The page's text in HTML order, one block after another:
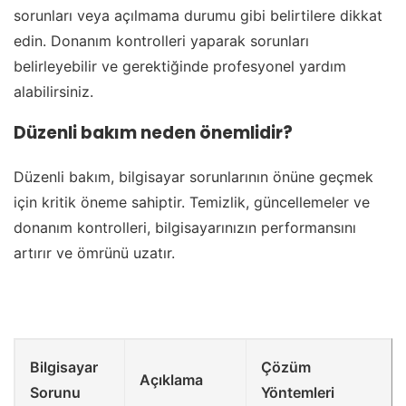
sorunları veya açılmama durumu gibi belirtilere dikkat
edin. Donanım kontrolleri yaparak sorunları
belirleyebilir ve gerektiğinde profesyonel yardım
alabilirsiniz.
Düzenli bakım neden önemlidir?
Düzenli bakım, bilgisayar sorunlarının önüne geçmek
için kritik öneme sahiptir. Temizlik, güncellemeler ve
donanım kontrolleri, bilgisayarınızın performansını
artırır ve ömrünü uzatır.
Bilgisayar
Sorunu
Açıklama
Çözüm
Yöntemleri